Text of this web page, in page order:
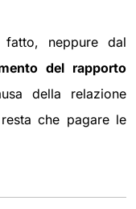
fatto, neppure dal
del rapporto
della relazione
che pagare le